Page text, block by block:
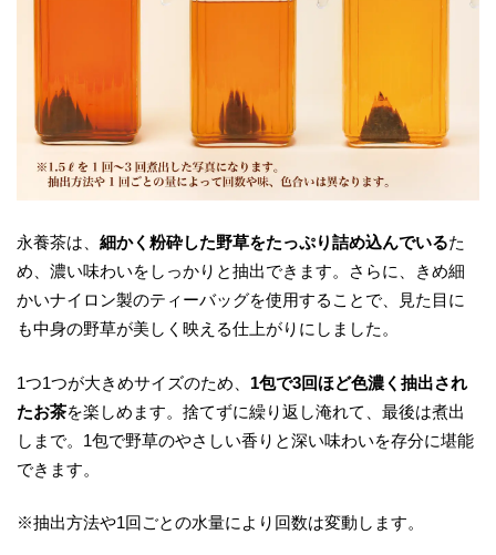
永養茶は、 細かく粉砕した野草をたっぷり詰め込んでいるた
め、濃い味わいをしっかりと抽出できます。さらに、きめ細
かいナイロン製のティーバッグを使用することで、見た目に
も中身の野草が美しく映える仕上がりにしました。
1つ1つが大きめサイズのため、 1包で3回ほど色濃く抽出され
たお茶を楽しめます。捨てずに繰り返し淹れて、最後は煮出
しまで。1包で野草のやさしい香りと深い味わいを存分に堪能
できます。
※抽出方法や1回ごとの水量により回数は変動します。